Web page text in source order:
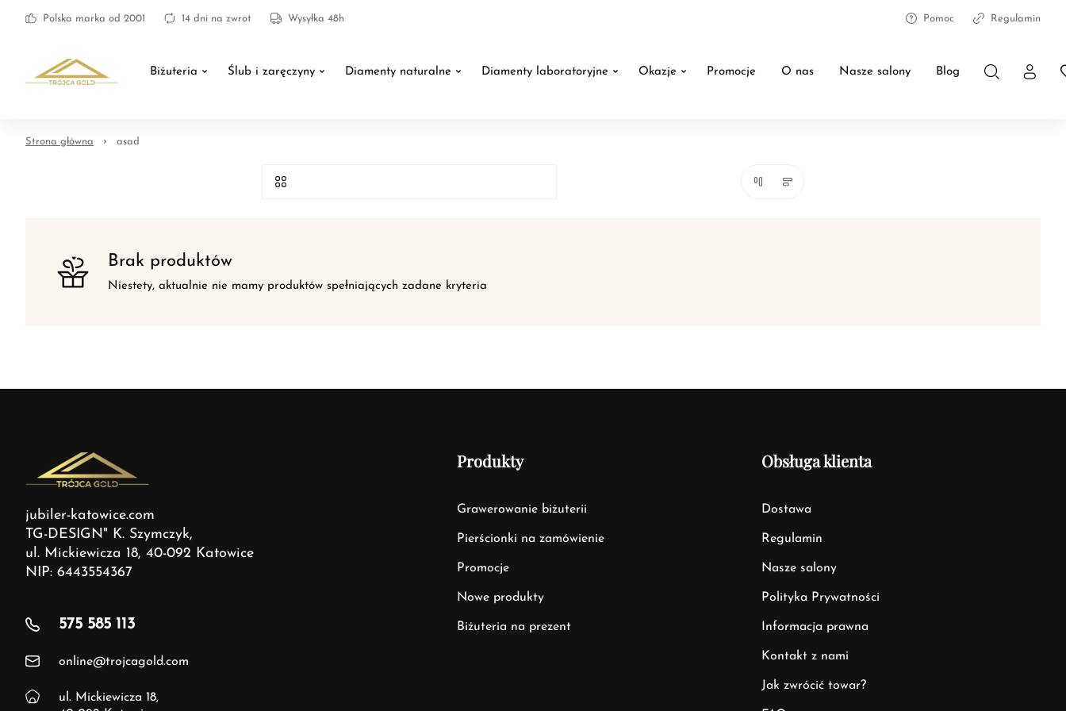
Polska marka od 2001 14 dni na zwrot Wysyłka 48h Pomoc Regulamin
Biżuteria Ślub i zaręczyny Diamenty naturalne Diamenty laboratoryjne Okazje Promocje O nas Nasze salony Blog
Strona główna asad
Brak produktów
Niestety, aktualnie nie mamy produktów spełniających zadane kryteria
jubiler-katowice.com
TG-DESIGN" K. Szymczyk,
ul. Mickiewicza 18, 40-092 Katowice
NIP: 6443554367
575 585 113
online@trojcagold.com
ul. Mickiewicza 18,
Produkty
Grawerowanie biżuterii
Pierścionki na zamówienie
Promocje
Nowe produkty
Biżuteria na prezent
Obsługa klienta
Dostawa
Regulamin
Nasze salony
Polityka Prywatności
Informacja prawna
Kontakt z nami
Jak zwrócić towar?